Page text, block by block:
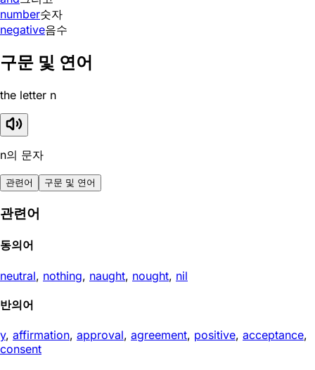
number숫자
negative음수
구문 및 연어
the letter n
n의 문자
관련어 구문 및 연어
관련어
동의어
neutral, nothing, naught, nought, nil
반의어
y, affirmation, approval, agreement, positive, acceptance,
consent